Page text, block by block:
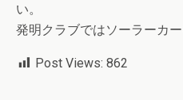
い。
発明クラブではソーラーカー
Post Views: 862